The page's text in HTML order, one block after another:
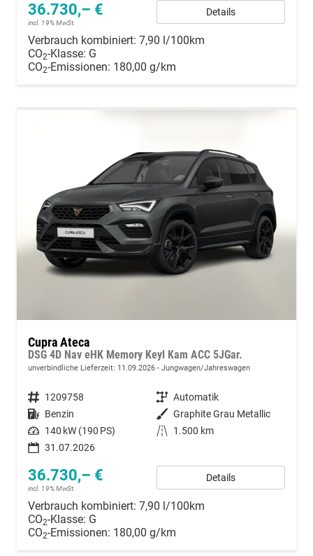
36.730,– €
incl. 19% MwSt.
Details
Verbrauch kombiniert: 7,90 l/100km
CO2-Klasse: G
CO2-Emissionen: 180,00 g/km
Cupra Ateca
DSG 4D Nav eHK Memory Keyl Kam ACC 5JGar.
unverbindliche Lieferzeit: 11.09.2026 Jungwagen/Jahreswagen
Fahrzeugnummer 1209758 Getriebe Automatik
Kraftstoff Benzin Außenfarbe Graphite Grau Metallic
Leistung 140 kW (190 PS) Kilometerstand
1.500 km
31.07.2026
36.730,– €
incl. 19% MwSt.
Details
Verbrauch kombiniert: 7,90 l/100km
CO2-Klasse: G
CO2-Emissionen: 180,00 g/km